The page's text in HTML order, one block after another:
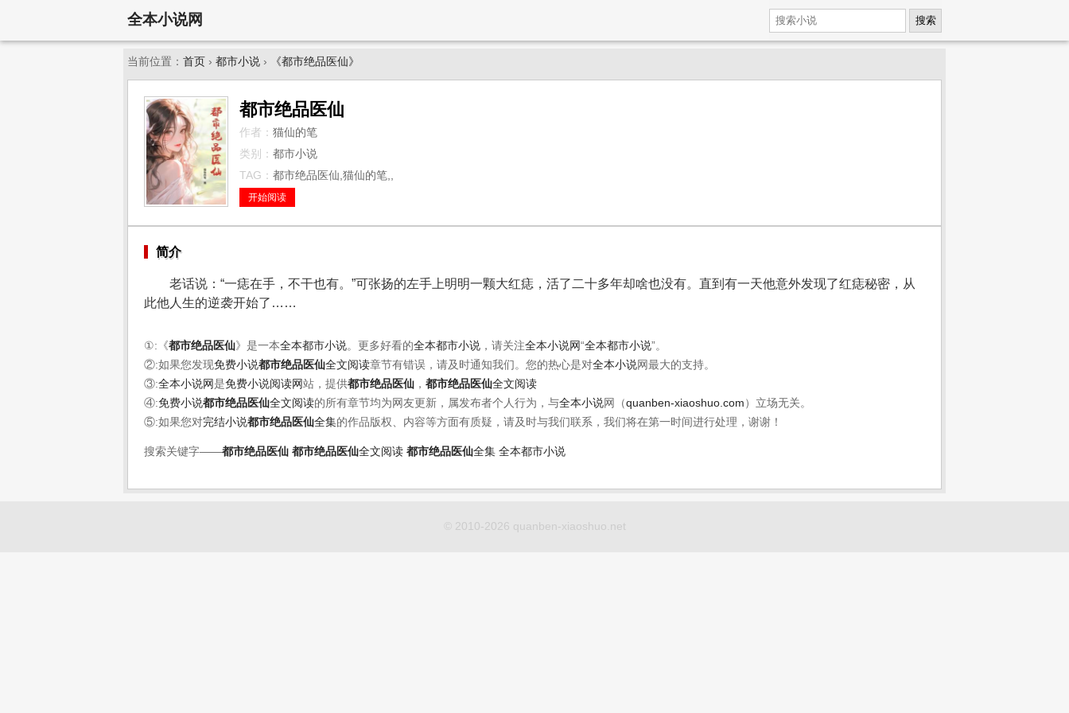
全本小说网 搜索
当前位置： 首页 › 都市小说 › 《都市绝品医仙》
都市绝品医仙
作者： 猫仙的笔
类别： 都市小说
TAG： 都市绝品医仙,猫仙的笔,,
开始阅读
简介
老话说：“一痣在手，不干也有。”可张扬的左手上明明一颗大红痣，活了二十多年却啥也没有。直到有一天他意外发现了红痣秘密，从
此他人生的逆袭开始了……
①:《都市绝品医仙》是一本全本都市小说。更多好看的全本都市小说 ，请关注全本小说网“全本都市小说”。
②:如果您发现免费小说都市绝品医仙全文阅读章节有错误，请及时通知我们。您的热心是对全本小说网最大的支持。
③:全本小说网是免费小说阅读网站，提供都市绝品医仙 ， 都市绝品医仙全文阅读
④:免费小说都市绝品医仙全文阅读的所有章节均为网友更新，属发布者个人行为，与全本小说网（quanben-xiaoshuo.com ）立场无关。
⑤:如果您对完结小说都市绝品医仙全集的作品版权、内容等方面有质疑，请及时与我们联系，我们将在第一时间进行处理，谢谢！
搜索关键字——都市绝品医仙 都市绝品医仙全文阅读 都市绝品医仙全集 全本都市小说
© 2010-2026 quanben-xiaoshuo.net